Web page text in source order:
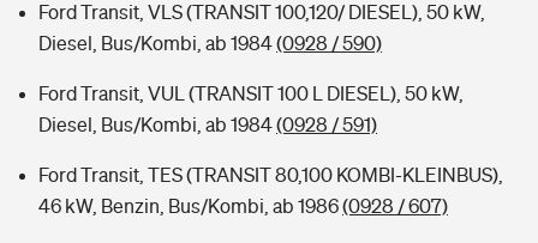
Ford Transit, VLS (TRANSIT 100,120/ DIESEL), 50 kW,
Diesel, Bus/Kombi, ab 1984(0928 / 590)
Ford Transit, VUL (TRANSIT 100 L DIESEL), 50 kW,
Diesel, Bus/Kombi, ab 1984(0928 / 591)
Ford Transit, TES (TRANSIT 80,100 KOMBI-KLEINBUS),
46 kW, Benzin, Bus/Kombi, ab 1986(0928 / 607)